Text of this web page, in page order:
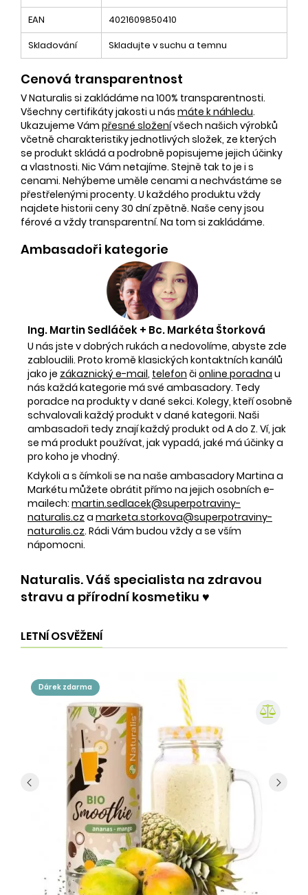
EAN
4021609850410
Skladování
Skladujte v suchu a temnu
Cenová transparentnost
V Naturalis si zakládáme na 100% transparentnosti.
Všechny certifikáty jakosti u nás máte k náhledu.
Ukazujeme Vám přesné složenívšech našich výrobků
včetně charakteristiky jednotlivých složek, ze kterých
se produkt skládá a podrobně popisujeme jejich účinky
a vlastnosti. Nic Vám netajíme. Stejně tak to je i s
cenami. Nehýbeme uměle cenami a nechvástáme se
přestřelenými procenty. U každého produktu vždy
najdete historii ceny 30 dní zpětně. Naše ceny jsou
férové a vždy transparentní. Na tom si zakládáme.
Ambasadoři kategorie
Ing. Martin Sedláček + Bc. Markéta Štorková
U nás jste v dobrých rukách a nedovolíme, abyste zde
zabloudili. Proto kromě klasických kontaktních kanálů
jako je zákaznický e-mail, telefon či online poradna u
nás každá kategorie má své ambasadory. Tedy
poradce na produkty v dané sekci. Kolegy, kteří osobně
schvalovali každý produkt v dané kategorii. Naši
ambasadoři tedy znají každý produkt od A do Z. Ví, jak
se má produkt používat, jak vypadá, jaké má účinky a
pro koho je vhodný.
Kdykoli a s čímkoli se na naše ambasadory Martina a
Markétu můžete obrátit přímo na jejich osobních e-
mailech: martin.sedlacek@superpotraviny-
naturalis.cz a marketa.storkova@superpotraviny-
naturalis.cz. Rádi Vám budou vždy a se vším
nápomocni.
Naturalis. Váš specialista na zdravou
stravu a přírodní kosmetiku ♥️
LETNÍ OSVĚŽENÍ
dárek zdarma